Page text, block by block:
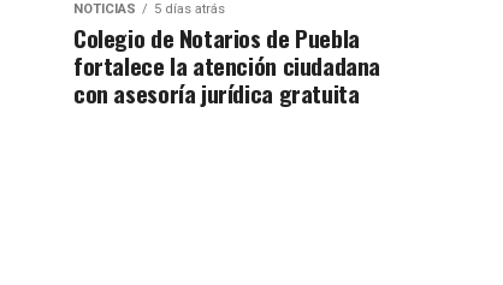
NOTICIAS 5 días atrás
Colegio de Notarios de Puebla
fortalece la atención ciudadana
con asesoría jurídica gratuita